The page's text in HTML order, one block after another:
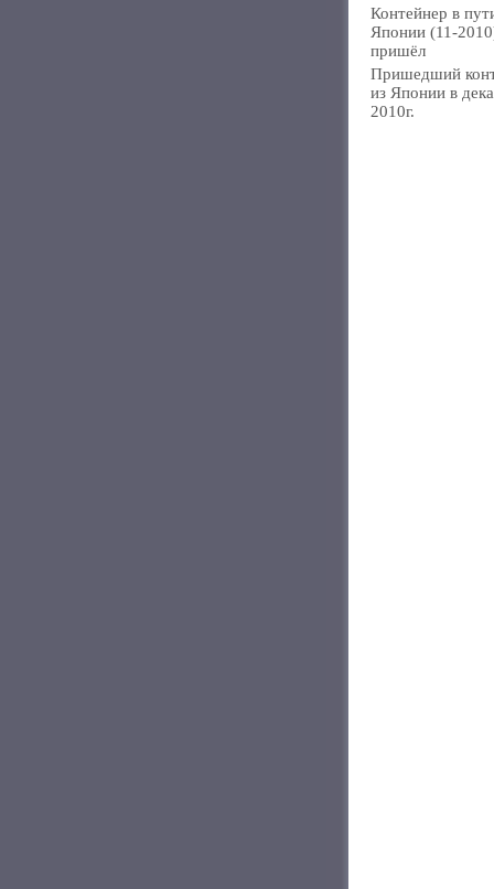
Контейнер в
Японии (11-
пришёл
Пришедший
из Японии в
2010г.